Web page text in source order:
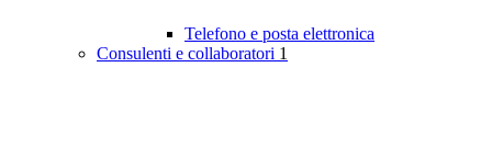
Telefono e posta elettronica
Consulenti e collaboratori 1